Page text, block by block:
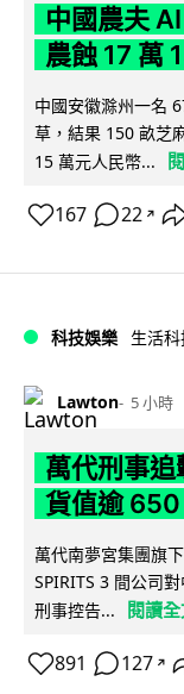
中國農夫
農蝕 17 萬
中國安徽滁州一名
草，結果 150 畝芝
15 萬元人民幣...
167 22 ↗
科技娛樂 生活科
Lawton 5 小時
萬代刑事
貨值逾
萬代南夢宮集團旗
SPIRITS 3 間公司
刑事控告...
閱讀
891 127 ↗